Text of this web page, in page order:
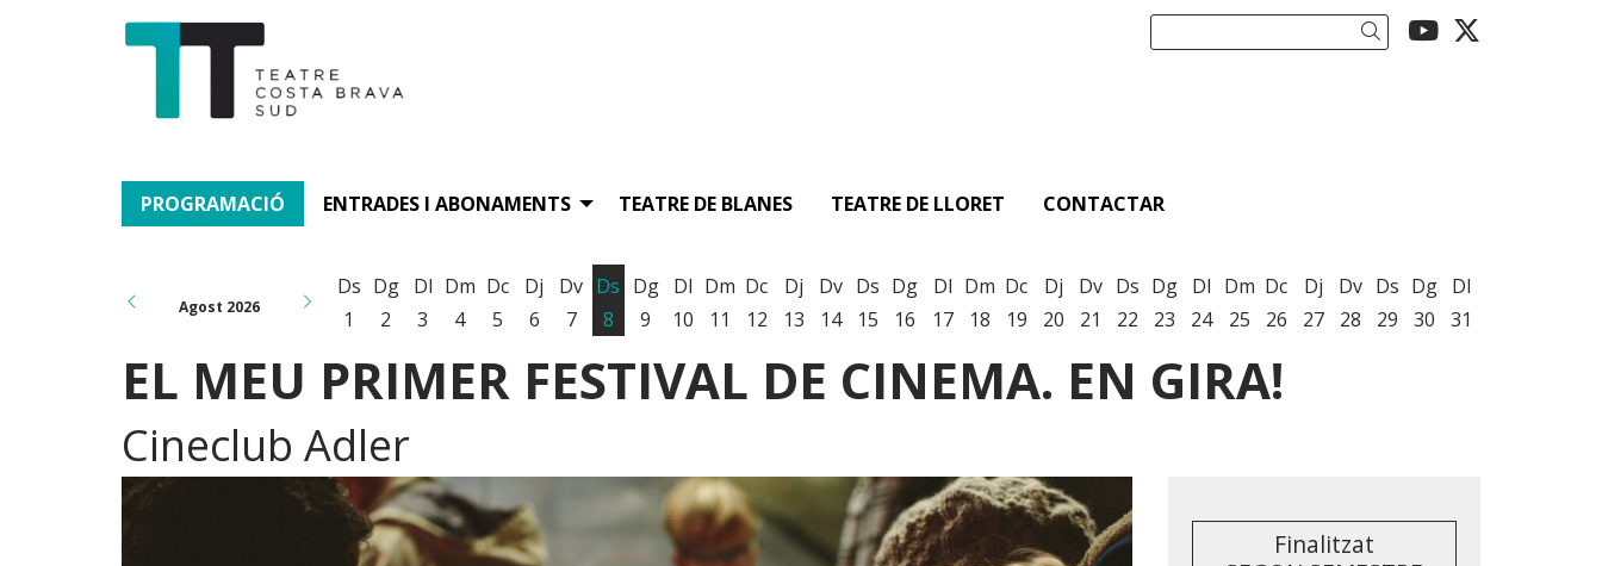
Link a
Cercar
PROGRAMACIÓ ENTRADES I ABONAMENTS TEATRE DE BLANES TEATRE DE LLORET CONTACTAR
Agost 2026
Ds
1
Dg
2
Dl
3
Dm
4
Dc
5
Dj
6
Dv
7
Ds
8
Dg
9
Dl
10
Dm
11
Dc
12
Dj
13
Dv
14
Ds
15
Dg
16
Dl
17
Dm
18
Dc
19
Dj
20
Dv
21
Ds
22
Dg
23
Dl
24
Dm
25
Dc
26
Dj
27
Dv
28
Ds
29
Dg
30
Dl
31
EL MEU PRIMER FESTIVAL DE CINEMA. EN GIRA!
Cineclub Adler
Finalitzat